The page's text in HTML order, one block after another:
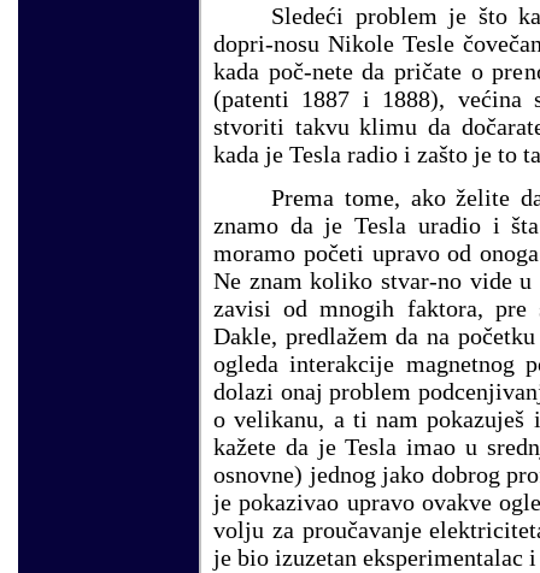
Sledeći problem je što
dopri-nosu Nikole Tesle
kada poč-nete da pričate o
(patenti 1887 i 1888), većina
stvoriti takvu klimu da
kada je Tesla radio i zašto je to
Prema tome, ako želite
znamo daje Tesla uradio i
moramo početi upravo od
Ne znam koliko stvar-no vide
zavisi od mnogih faktora, pre
Dakle, predlažem da na
ogleda interakcije magnetnog
dolazi onaj problem
o velikanu, a ti nam pokazuješ
kažete da je Tesla imao u
osnovne) jednog jako dobrog
je pokazivao upravo ovakve
volju za proučavanje
je bio izuzetan eksperimentalac